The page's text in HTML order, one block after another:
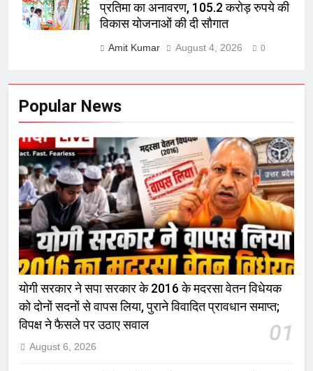
प्रतिमा का अनावरण, 105.2 करोड़ रुपये की
विकास योजनाओं की दी सौगात
Amit Kumar August 4, 2026 0
Popular News
योगी सरकार ने सपा सरकार के 2016 के मदरसा वेतन विधेयक
को दोनों सदनों से वापस लिया, पुराने विवादित प्रावधान समाप्त;
विपक्ष ने फैसले पर उठाए सवाल
01
August 6, 2026